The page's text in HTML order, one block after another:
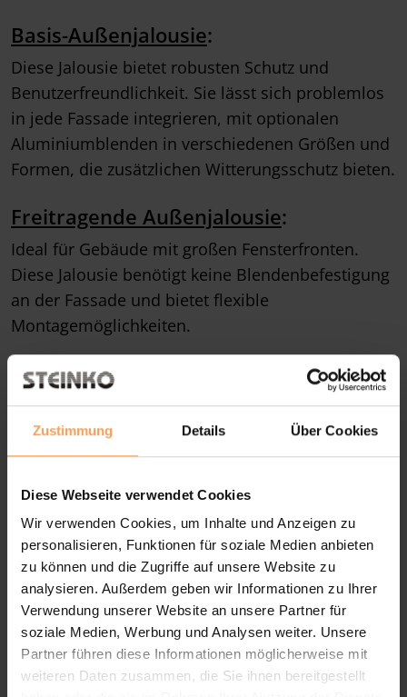
Zustimmung Details Über Cookies
Diese Webseite verwendet Cookies
Wir verwenden Cookies, um Inhalte und Anzeigen zu
personalisieren, Funktionen für soziale Medien anbieten
zu können und die Zugriffe auf unsere Website zu
analysieren. Außerdem geben wir Informationen zu Ihrer
Verwendung unserer Website an unsere Partner für
soziale Medien, Werbung und Analysen weiter. Unsere
Partner führen diese Informationen möglicherweise mit
weiteren Daten zusammen, die Sie ihnen bereitgestellt
Basis-Außenjalousie:
Diese Jalousie bietet robusten Schutz und
Benutzerfreundlichkeit. Sie lässt sich problemlos
in jede Fassade integrieren, mit optionalen
Aluminiumblenden in verschiedenen Größen und
Formen, die zusätzlichen Witterungsschutz bieten.
Freitragende Außenjalousie:
Ideal für Gebäude mit großen Fensterfronten.
Diese Jalousie benötigt keine Blendenbefestigung
an der Fassade und bietet flexible
Montagemöglichkeiten.
Fenster-System-Außenjalousie:
Bietet perfekte Wärmedämmung durch die
Integration in die Fassade, sowohl verdeckt als
auch sichtbar, und vermeidet Wärmebrücken.
Vorbau-Außenjalousie:
Kombinierbar mit Vorbau-Rollläden, vereinfacht
die Montage und vermeidet zusätzliche
Wärmebrücken. Ideal für einheitliche Gestaltung.
Neubau-Aufsetz-Außenjalousie:
Wird während der Bauphase installiert, ideal bei